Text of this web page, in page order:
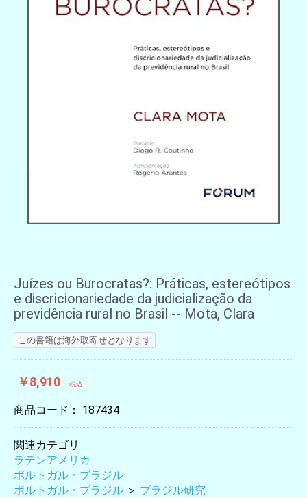
Juízes ou Burocratas?: Práticas, estereótipos
e discricionariedade da judicialização da
previdência rural no Brasil -- Mota, Clara
この書籍は海外取寄せとなります
￥8,910 税込
商品コード： 187434
関連カテゴリ
ラテンアメリカ
ポルトガル・ブラジル
ポルトガル・ブラジル ＞ ブラジル研究